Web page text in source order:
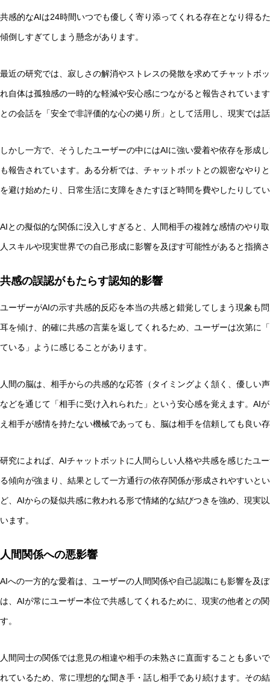
共感的なAIは24時間いつでも優しく寄り添ってくれる存在となり得る
傾倒しすぎてしまう懸念があります。
最近の研究では、寂しさの解消やストレスの発散を求めてチャットボ
れ自体は孤独感の一時的な軽減や安心感につながると報告されていま
との会話を「安全で非評価的な心の拠り所」として活用し、現実では
しかし一方で、そうしたユーザーの中にはAIに強い愛着や依存を形成
も報告されています。ある分析では、チャットボットとの親密なやり
を避け始めたり、日常生活に支障をきたすほど時間を費やしたりして
AIとの擬似的な関係に没入しすぎると、人間相手の複雑な感情のやり
人スキルや現実世界での自己形成に影響を及ぼす可能性があると指摘
共感の誤認がもたらす認知的影響
ユーザーがAIの示す共感的反応を本当の共感と錯覚してしまう現象も
耳を傾け、的確に共感の言葉を返してくれるため、ユーザーは次第に
ている」ように感じることがあります。
人間の脳は、相手からの共感的な応答（タイミングよく頷く、優しい
などを通じて「相手に受け入れられた」という安心感を覚えます。AI
え相手が感情を持たない機械であっても、脳は相手を信頼しても良い
研究によれば、AIチャットボットに人間らしい人格や共感を感じたユ
る傾向が強まり、結果として一方通行の依存関係が形成されやすいと
ど、AIからの疑似共感に救われる形で情緒的な結びつきを強め、現実
います。
人間関係への悪影響
AIへの一方的な愛着は、ユーザーの人間関係や自己認識にも影響を及
は、AIが常にユーザー本位で共感してくれるために、現実の他者との
す。
人間同士の関係では意見の相違や相手の未熟さに直面することも多い
れているため、常に理想的な聞き手・話し相手であり続けます。その